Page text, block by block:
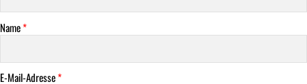
Name*
E-Mail-Adresse*